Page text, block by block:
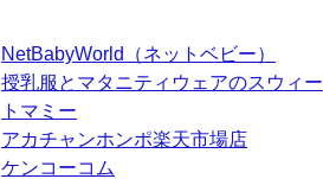
NetBabyWorld（ネットベビー）
授乳服とマタニティウェアのスウィー
トマミー
アカチャンホンポ楽天市場店
ケンコーコム